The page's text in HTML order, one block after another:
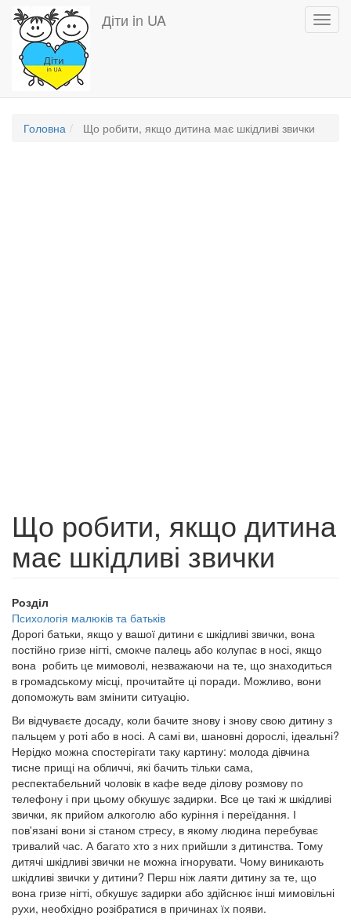
Перейти
основного
вмісту
Діти in UA
Головна Що робити, якщо дитина має шкідливі звички
Що робити, якщо дитина
має шкідливі звички
Розділ
Психологія малюків та батьків
Дорогі батьки, якщо у вашої дитини є шкідливі звички, вона
постійно гризе нігті, смокче палець або колупає в носі, якщо
вона робить це мимоволі, незважаючи на те, що знаходиться
в громадському місці, прочитайте ці поради. Можливо, вони
допоможуть вам змінити ситуацію.
Ви відчуваєте досаду, коли бачите знову і знову свою дитину з
пальцем у роті або в носі. А самі ви, шановні дорослі, ідеальні?
Нерідко можна спостерігати таку картину: молода дівчина
тисне прищі на обличчі, які бачить тільки сама,
респектабельний чоловік в кафе веде ділову розмову по
телефону і при цьому обкушує задирки. Все це такі ж шкідливі
звички, як прийом алкоголю або куріння і переїдання. І
пов'язані вони зі станом стресу, в якому людина перебуває
тривалий час. А багато хто з них прийшли з дитинства. Тому
дитячі шкідливі звички не можна ігнорувати. Чому виникають
шкідливі звички у дитини? Перш ніж лаяти дитину за те, що
вона гризе нігті, обкушує задирки або здійснює інші мимовільні
рухи, необхідно розібратися в причинах їх появи.